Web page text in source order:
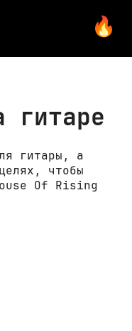
гитаре
гитары, а
чтобы
Of Rising